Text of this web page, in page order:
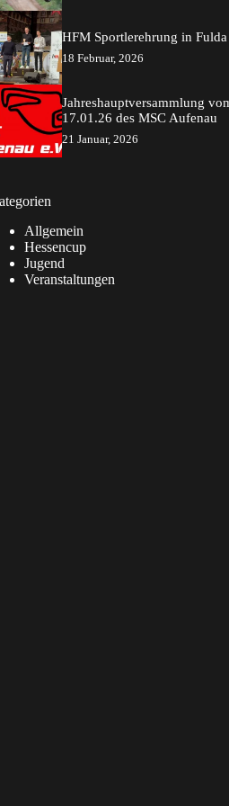
HFM Sportlerehrung in Fulda
18 Februar, 2026
Jahreshauptversammlung
17.01.26 des MSC Aufenau
21 Januar, 2026
Allgemein
Hessencup
Jugend
Veranstaltungen